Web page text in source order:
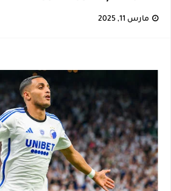
إصابة خطيرة لمحمد أمين بن عمر بعد
الرابطة المحترفة الأولى:
مارس 11, 2025